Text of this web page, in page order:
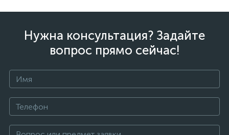
Нужна консультация? Задайте
вопрос прямо сейчас!